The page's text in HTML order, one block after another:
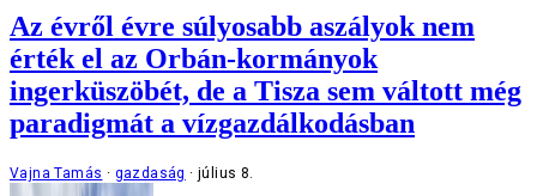
Az évről évre súlyosabb aszályok nem
érték el az Orbán-kormányok
ingerküszöbét, de a Tisza sem váltott még
paradigmát a vízgazdálkodásban
Vajna Tamás gazdaság július 8.